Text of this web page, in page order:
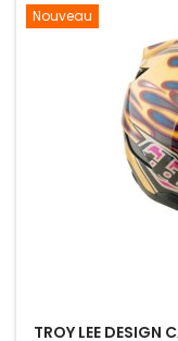
Nouveau
TROY LEE DESIGN